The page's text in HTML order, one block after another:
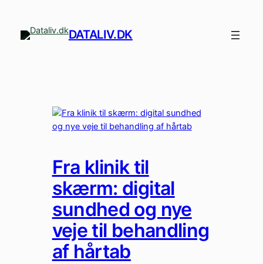
indhold
DATALIV.DK
Fra klinik til
skærm: digital
sundhed og nye
veje til behandling
af hårtab